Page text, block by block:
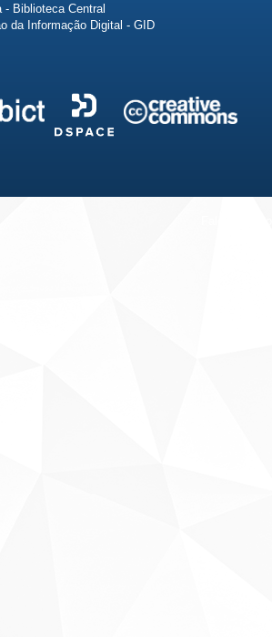
- Biblioteca Central
da Informação Digital - GID